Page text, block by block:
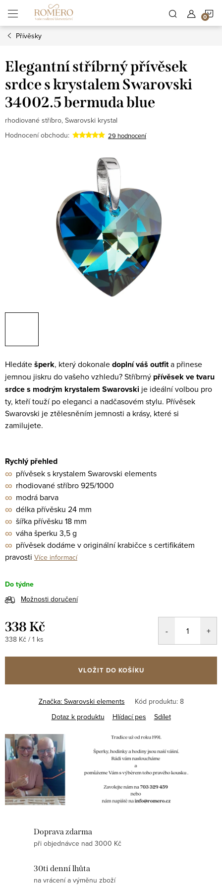
obsah
Přívěsky
Elegantní stříbrný přívěsek
srdce s krystalem Swarovski
34002.5 bermuda blue
rhodiované stříbro, Swarovski krystal
Hodnocení obchodu:
29 hodnocení
Hledátešperk, který dokonaledoplní váš outfita přinese
jemnou jiskru do vašeho vzhledu? Stříbrný přívěsek ve tvaru
srdces modrým krystalem Swarovski je ideální volbou pro
ty, kteří touží po eleganci a nadčasovém stylu. Přívěsek
Swarovski je ztělesněním jemnosti a krásy, které si
zamilujete.
Rychlý přehled
∞ přívěsek s krystalem Swarovski elements
∞ rhodiované stříbro 925/1000
∞ modrá barva
∞ délka přívěsku 24 mm
∞ šířka přívěsku 18 mm
∞ váha šperku 3,5 g
∞ přívěsek dodáme v originální krabičce s certifikátem
pravosti Více informací
Do týdne
Možnosti doručení
338 Kč
Měrná
338 Kč / 1 ks
VLOŽIT DO KOŠÍKU
Značka: Swarovski elements Kód produktu: 8
Dotaz k produktu
Hlídací pes Sdílet
Doprava zdarma
při objednávce nad 3000 Kč
30ti denní lhůta
na vrácení a výměnu zboží